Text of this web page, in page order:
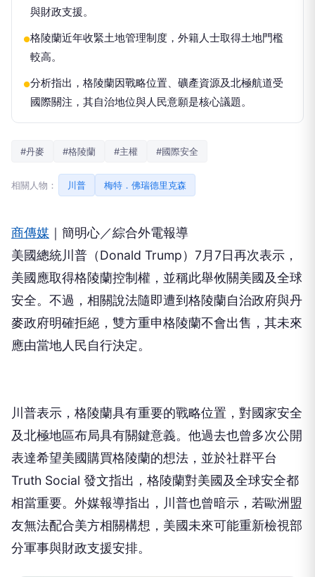
與財政支援。
●格陵蘭近年收緊土地管理制度，外籍人士取得土地門檻
較高。
●分析指出，格陵蘭因戰略位置、礦產資源及北極航道受
國際關注，其自治地位與人民意願是核心議題。
#丹麥 #格陵蘭 #主權 #國際安全
相關人物： 川普 梅特．佛瑞德里克森
商傳媒 ｜簡明心／綜合外電報導
美國總統川普（Donald Trump）7月7日再次表示，
美國應取得格陵蘭控制權，並稱此舉攸關美國及全球
安全。不過，相關說法隨即遭到格陵蘭自治政府與丹
麥政府明確拒絕，雙方重申格陵蘭不會出售，其未來
應由當地人民自行決定。
川普表示，格陵蘭具有重要的戰略位置，對國家安全
及北極地區布局具有關鍵意義。他過去也曾多次公開
表達希望美國購買格陵蘭的想法，並於社群平台
Truth Social 發文指出，格陵蘭對美國及全球安全都
相當重要。外媒報導指出，川普也曾暗示，若歐洲盟
友無法配合美方相關構想，美國未來可能重新檢視部
分軍事與財政支援安排。